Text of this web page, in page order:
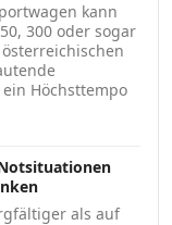
kann
300 oder sogar
Höchsttempo
als auf